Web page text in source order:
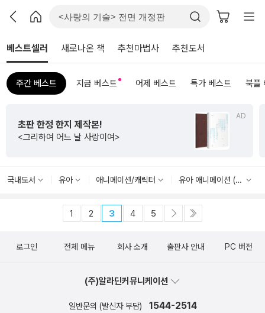
베스트셀러 새로나온 책 추천마법사 추천도서
주간 베스트 지금 베스트 어제 베스트 특가 베스트 북플
AD
초판 한정 한지 제작본!
<그리하여 어느 날 사랑이여>
국내도서 유아 애니메이션/캐릭터 유아 애니메이션 (TV)
1 2 3 4 5
로그인 전체 메뉴 회사 소개 출판사 안내 PC 버전
(주)알라딘커뮤니케이션
일반문의 (발신자 부담) 1544-2514